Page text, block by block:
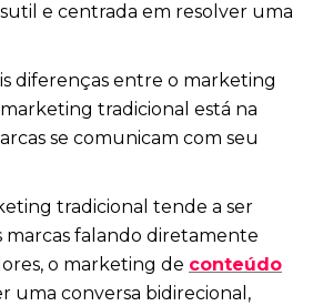
e centrada em resolver uma
diferenças entre o marketing
tradicional está na
se comunicam com seu
tradicional tende a ser
marcas falando diretamente
o marketing de conteúdo
uma conversa bidirecional,